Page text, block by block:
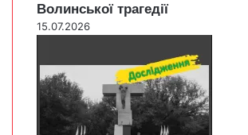
Волинської трагедії
15.07.2026